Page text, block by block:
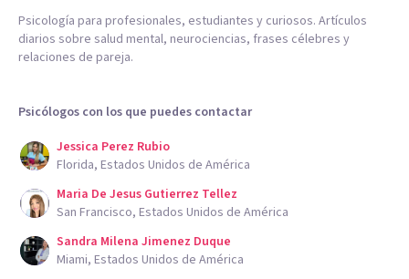
Psicología para profesionales, estudiantes y curiosos. Artículos
diarios sobre salud mental, neurociencias, frases célebres y
relaciones de pareja.
Psicólogos con los que puedes contactar
Jessica Perez Rubio
Florida, Estados Unidos de América
Maria De Jesus Gutierrez Tellez
San Francisco, Estados Unidos de América
Sandra Milena Jimenez Duque
Miami, Estados Unidos de América